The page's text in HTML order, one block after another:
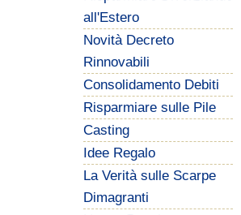
all'Estero
Novità Decreto
Rinnovabili
Consolidamento Debiti
Risparmiare sulle Pile
Casting
Idee Regalo
La Verità sulle Scarpe
Dimagranti